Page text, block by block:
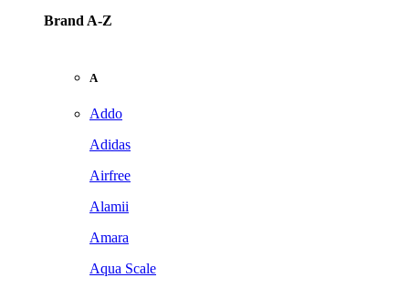
Brand A-Z
A
Addo
Adidas
Airfree
Alamii
Amara
Aqua Scale